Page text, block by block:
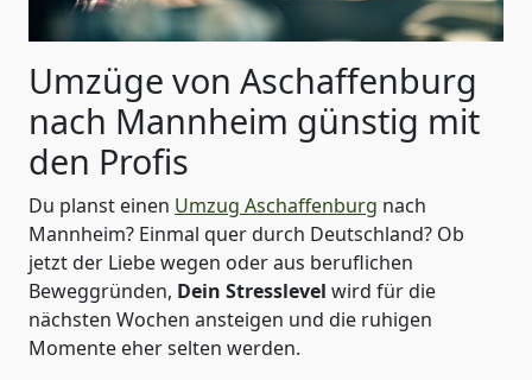
Umzüge von Aschaffenburg
nach Mannheim günstig mit
den Profis
Du planst einen Umzug Aschaffenburg nach
Mannheim? Einmal quer durch Deutschland? Ob
jetzt der Liebe wegen oder aus beruflichen
Beweggründen, Dein Stresslevel wird für die
nächsten Wochen ansteigen und die ruhigen
Momente eher selten werden.